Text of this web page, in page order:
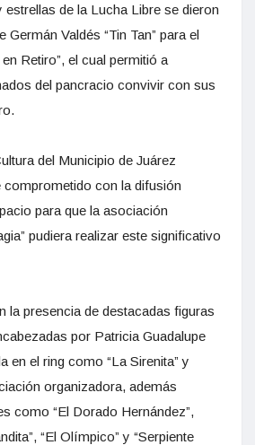
de la Lucha Libre se dieron
Germán Valdés “Tin Tan” para el
Retiro”, el cual permitió a
del pancracio convivir con sus
del Municipio de Juárez
con la difusión
para que la asociación
pudiera realizar este significativo
la presencia de destacadas figuras
por Patricia Guadalupe
en el ring como “La Sirenita” y
organizadora, además
como “El Dorado Hernández”,
“El Olímpico” y “Serpiente